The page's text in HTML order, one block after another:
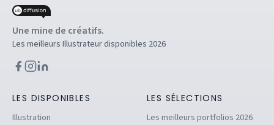
Une mine de créatifs.
Les meilleurs Illustrateur disponibles 2026
LES DISPONIBLES
Illustration
LES SÉLECTIONS
Les meilleurs portfolios 2026